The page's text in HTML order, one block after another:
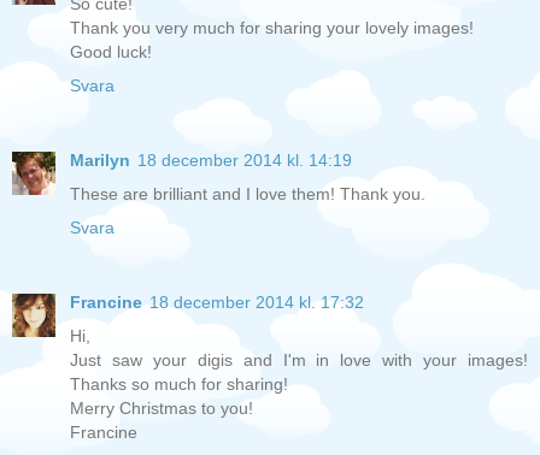
Thank you very much for sharing your lovely images!
Good luck!
Svara
Marilyn 18 december 2014 kl. 14:19
These are brilliant and I love them! Thank you.
Svara
Francine 18 december 2014 kl. 17:32
Hi,
Just saw your digis and I'm in love with your images!
Thanks so much for sharing!
Merry Christmas to you!
Francine